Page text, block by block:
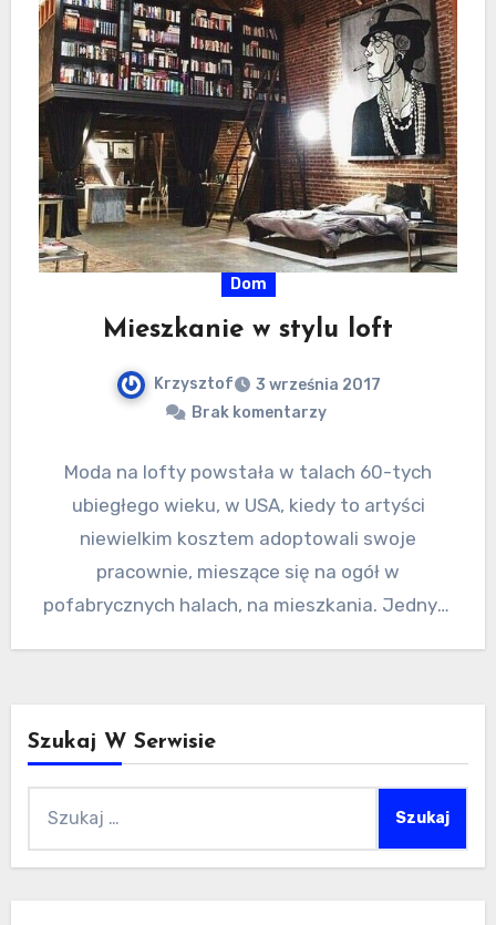
Dom
Mieszkanie w stylu loft
Krzysztof
3 września 2017
Brak komentarzy
Moda na lofty powstała w talach 60-tych
ubiegłego wieku, w USA, kiedy to artyści
niewielkim kosztem adoptowali swoje
pracownie, mieszące się na ogół w
pofabrycznych halach, na mieszkania. Jednym
Szukaj W Serwisie